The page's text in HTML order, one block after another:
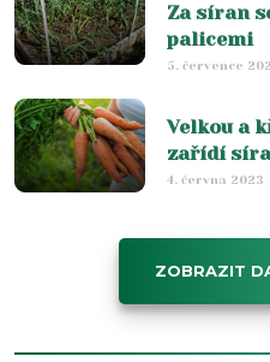
Za síran
palicemi
5. července
Velkou a
zařídí
4. června 2023
ZOBRAZIT